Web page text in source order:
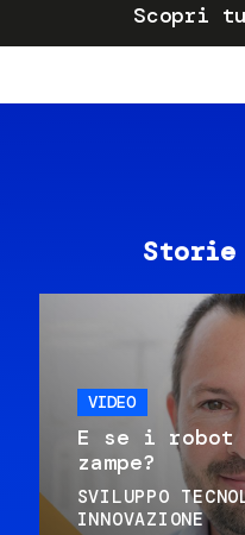
Scopri
VIDEO
E se i robot
zampe?
SVILUPPO
INNOVAZIONE